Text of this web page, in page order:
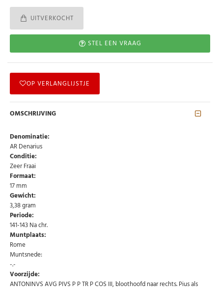
UITVERKOCHT
STEL EEN VRAAG
OP VERLANGLIJSTJE
OMSCHRIJVING
Denominatie:
AR Denarius
Conditie:
Zeer Fraai
Formaat:
17 mm
Gewicht:
3,38 gram
Periode:
141-143 Na chr.
Muntplaats:
Rome
Muntsnede:
-.-
Voorzijde:
ANTONINVS AVG PIVS P P TR P COS III, bloothoofd naar rechts. Pius als